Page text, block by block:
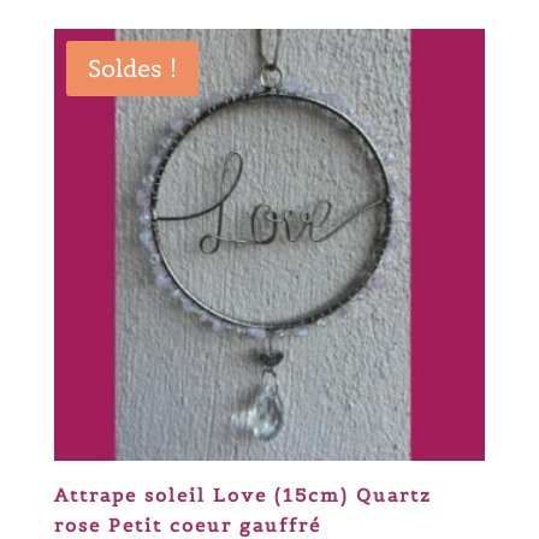
était :
9,50 €.
est :
7,60 €.
Soldes !
Attrape soleil Love (15cm) Quartz
rose Petit coeur gauffré